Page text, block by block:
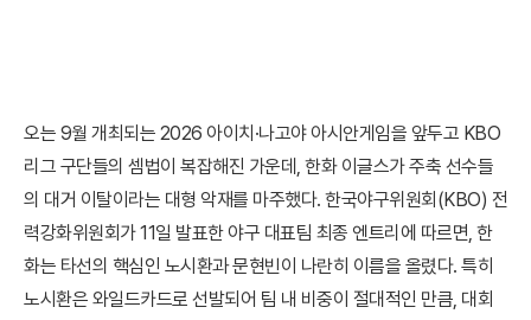
오는 9월 개최되는 2026 아이치·나고야 아시안게임을 앞두고 KBO
리그 구단들의 셈법이 복잡해진 가운데, 한화 이글스가 주축 선수들
의 대거 이탈이라는 대형 악재를 마주했다. 한국야구위원회(KBO) 전
력강화위원회가 11일 발표한 야구 대표팀 최종 엔트리에 따르면, 한
화는 타선의 핵심인 노시환과 문현빈이 나란히 이름을 올렸다. 특히
노시환은 와일드카드로 선발되어 팀 내 비중이 절대적인 만큼, 대회